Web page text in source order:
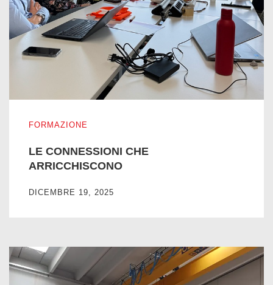
FORMAZIONE
LE CONNESSIONI CHE
ARRICCHISCONO
DICEMBRE 19, 2025